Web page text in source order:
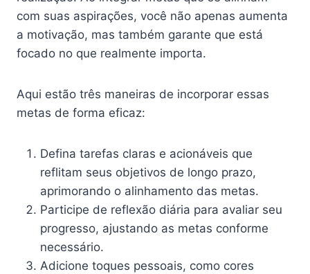
com suas aspirações, você não apenas aumenta
a motivação, mas também garante que está
focado no que realmente importa.
Aqui estão três maneiras de incorporar essas
metas de forma eficaz:
Defina tarefas claras e acionáveis que
reflitam seus objetivos de longo prazo,
aprimorando o alinhamento das metas.
Participe de reflexão diária para avaliar seu
progresso, ajustando as metas conforme
necessário.
Adicione toques pessoais, como cores